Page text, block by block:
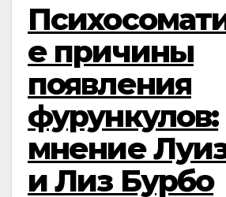
е причины
появления
фурункулов:
мнение
и Лиз Бурбо